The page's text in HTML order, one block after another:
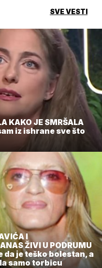
SVE VESTI
KAKO JE SMRŠALA
iz ishrane sve što
I
ŽIVI U PODRUMU
da je teško bolestan, a
samo torbicu